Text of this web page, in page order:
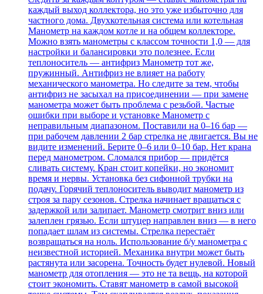
каждый выход коллектора, но это уже избыточно для
частного дома. Двухкотельная система или котельная
Манометр на каждом котле и на общем коллекторе.
Можно взять манометры с классом точности 1,0 — для
настройки и балансировки это полезнее. Если
теплоноситель — антифриз Манометр тот же,
пружинный. Антифриз не влияет на работу
механического манометра. Но следите за тем, чтобы
антифриз не засыхал на присоединении — при замене
манометра может быть проблема с резьбой. Частые
ошибки при выборе и установке Манометр с
неправильным диапазоном. Поставили на 0–16 бар —
при рабочем давлении 2 бар стрелка не двигается. Вы не
видите изменений. Берите 0–6 или 0–10 бар. Нет крана
перед манометром. Сломался прибор — придётся
сливать систему. Кран стоит копейки, но экономит
время и нервы. Установка без сифонной трубки на
подачу. Горячий теплоноситель выводит манометр из
строя за пару сезонов. Стрелка начинает вращаться с
задержкой или залипает. Манометр смотрит вниз или
залеплен грязью. Если штуцер направлен вниз — в него
попадает шлам из системы. Стрелка перестаёт
возвращаться на ноль. Использование б/у манометра с
неизвестной историей. Механика внутри может быть
растянута или засорена. Точность будет нулевой. Новый
манометр для отопления — это не та вещь, на которой
стоит экономить. Ставят манометр в самой высокой